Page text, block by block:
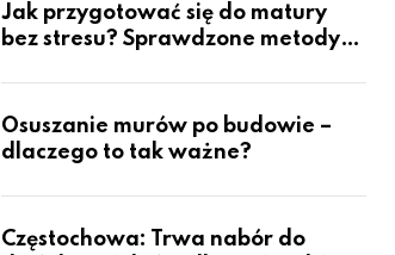
Jak przygotować się do matury
bez stresu? Sprawdzone metody
Osuszanie murów po budowie –
dlaczego to tak ważne?
Częstochowa: Trwa nabór do